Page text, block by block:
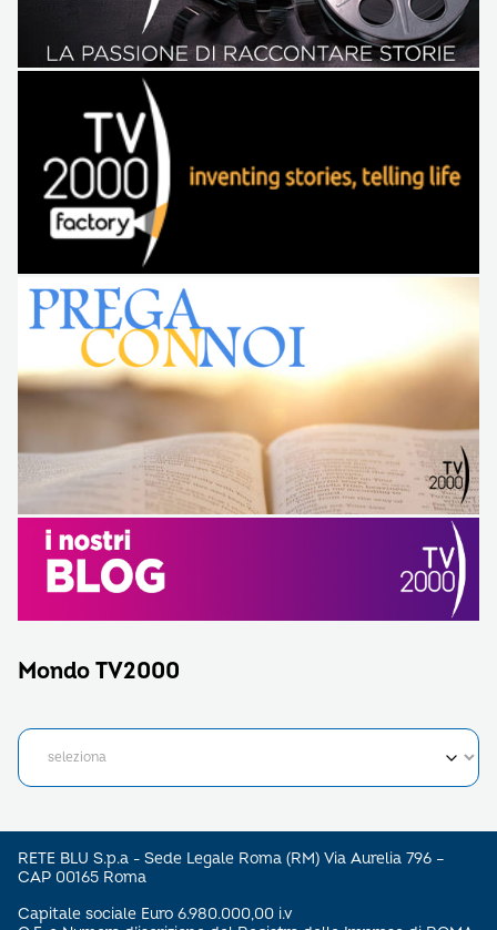
Mondo TV2000
RETE BLU S.p.a - Sede Legale Roma (RM) Via Aurelia 796 –
CAP 00165 Roma
Capitale sociale Euro 6.980.000,00 i.v